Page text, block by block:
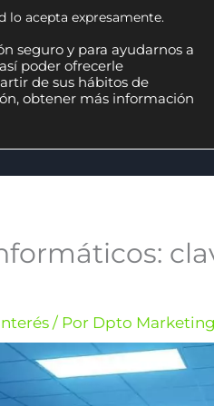
/ Por Dpto
lo acepta expresamente.
seguro y para ayudarnos a
poder ofrecerle
de sus hábitos de
obtener más información